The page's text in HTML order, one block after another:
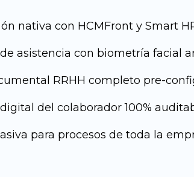
nativa con HCMFront y Smart
asistencia con biometría facial
RRHH completo pre-
del colaborador 100%
para procesos de toda la